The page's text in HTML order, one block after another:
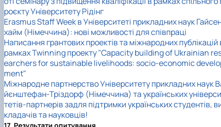
роєкту Університету Рідінг
Erasmus Staff Week в Університеті прикладних наук
хайм (Німеччина): нові можливості для співпраці
Написання грантових проектів та міжнародних публікацій
рамках Twinning проекту "Capacity building of Ukrainian
earchers for sustainable livelihoods: socio-economic
ment"
Міжнародне партнерство Університету прикладних наук
йєнштефан-Тріздорф (Німеччина) та українських універси
тетів-партнерів задля підтримки українських студентів,
кладачів та науковців!